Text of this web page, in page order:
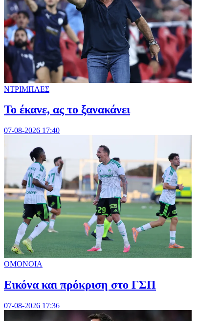
ΝΤΡΙΜΠΛΕΣ
Το έκανε, ας το ξανακάνει
07-08-2026 17:40
ΟΜΟΝΟΙΑ
Εικόνα και πρόκριση στο ΓΣΠ
07-08-2026 17:36